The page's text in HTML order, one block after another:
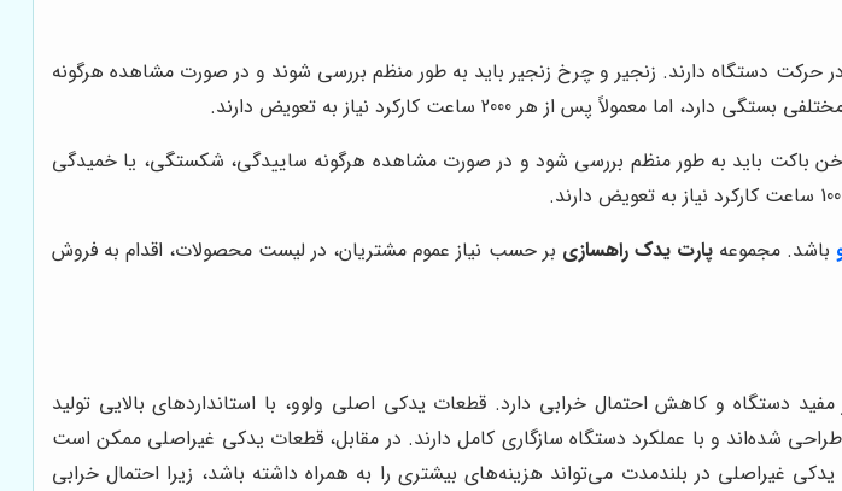
دستگاه دارند. زنجیر و چرخ زنجیر باید به طور منظم بررسی شوند و در صورت مشاهده هرگونه
پس از هر 2000 ساعت کارکرد نیاز به تعویض دارند.
باکت باید به طور منظم بررسی شود و در صورت مشاهده هرگونه ساییدگی، شکستگی، یا خمیدگی
باشد. مجموعهپارت یدک راهسازی بر حسب نیاز عموم مشتریان، در لیست محصولات، اقدام به فروش
دستگاه و کاهش احتمال خرابی دارد. قطعات یدکی اصلی ولوو، با استانداردهای بالایی تولید
شده‌اند و با عملکرد دستگاه سازگاری کامل دارند. در مقابل، قطعات یدکی غیراصلی ممکن است
غیراصلی در بلندمدت می‌تواند هزینه‌های بیشتری را به همراه داشته باشد، زیرا احتمال خرابی